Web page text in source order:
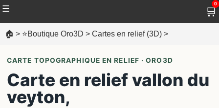
☰ 🛒
0
🏠 > ⭐Boutique Oro3D > Cartes en relief (3D) >
CARTE TOPOGRAPHIQUE EN RELIEF · ORO3D
Carte en relief vallon du
veyton,